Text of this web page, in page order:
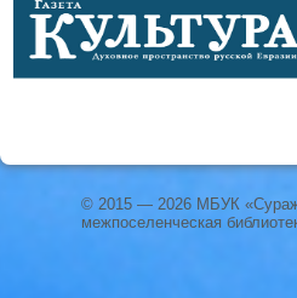
© 2015 — 2026 МБУК
межпоселенческая